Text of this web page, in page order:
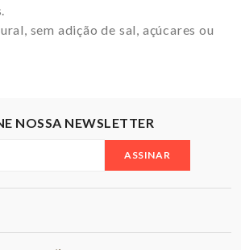
sem adição de sal, açúcares ou
NOSSA NEWSLETTER
ASSINAR